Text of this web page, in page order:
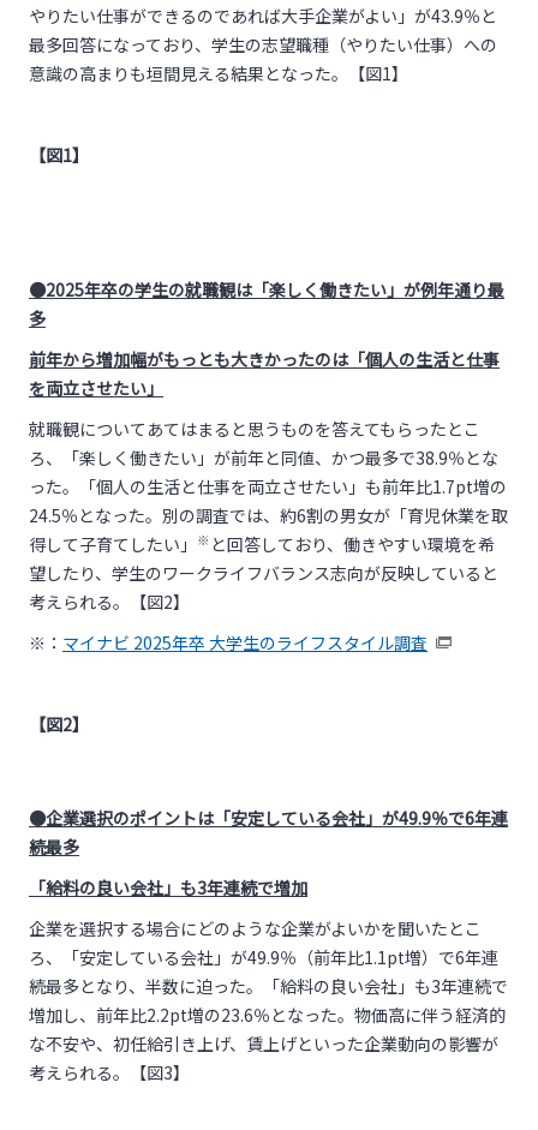
やりたい仕事ができるのであれば大手企業がよい」が43.9％と
最多回答になっており、学生の志望職種（やりたい仕事）への
意識の高まりも垣間見える結果となった。【図1】
【図1】
●2025年卒の学生の就職観は「楽しく働きたい」が例年通り最
多
前年から増加幅がもっとも大きかったのは「個人の生活と仕事
を両立させたい」
就職観についてあてはまると思うものを答えてもらったとこ
ろ、「楽しく働きたい」が前年と同値、かつ最多で38.9％とな
った。「個人の生活と仕事を両立させたい」も前年比1.7pt増の
24.5％となった。別の調査では、約6割の男女が「育児休業を取
得して子育てしたい」
※ と回答しており、働きやすい環境を希
望したり、学生のワークライフバランス志向が反映していると
考えられる。【図2】
※： マイナビ 2025年卒 大学生のライフスタイル調査
【図2】
●企業選択のポイントは「安定している会社」が49.9％で6年連
続最多
「給料の良い会社」も3年連続で増加
企業を選択する場合にどのような企業がよいかを聞いたとこ
ろ、「安定している会社」が49.9％（前年比1.1pt増）で6年連
続最多となり、半数に迫った。「給料の良い会社」も3年連続で
増加し、前年比2.2pt増の23.6％となった。物価高に伴う経済的
な不安や、初任給引き上げ、賃上げといった企業動向の影響が
考えられる。【図3】